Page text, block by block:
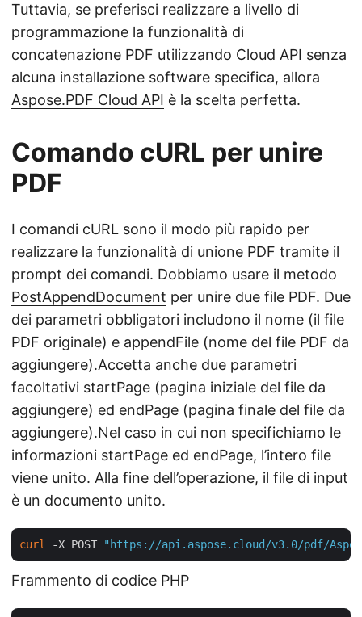
Tuttavia, se preferisci realizzare a livello di
programmazione la funzionalità di
concatenazione PDF utilizzando Cloud API senza
alcuna installazione software specifica, allora
Aspose.PDF Cloud API è la scelta perfetta.
Comando cURL per unire
PDF
I comandi cURL sono il modo più rapido per
realizzare la funzionalità di unione PDF tramite il
prompt dei comandi. Dobbiamo usare il metodo
PostAppendDocument per unire due file PDF. Due
dei parametri obbligatori includono il nome (il file
PDF originale) e appendFile (nome del file PDF da
aggiungere).Accetta anche due parametri
facoltativi startPage (pagina iniziale del file da
aggiungere) ed endPage (pagina finale del file da
aggiungere).Nel caso in cui non specifichiamo le
informazioni startPage ed endPage, l’intero file
viene unito. Alla fine dell’operazione, il file di input
è un documento unito.
curl -X POST "https://api.aspose.cloud/v3.0/pdf/
Frammento di codice PHP